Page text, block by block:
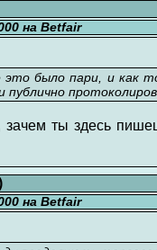
на Betfair
это было пари, и как
публично
ты здесь
на Betfair